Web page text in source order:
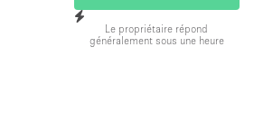
Le propriétaire répond
généralement sous une heure